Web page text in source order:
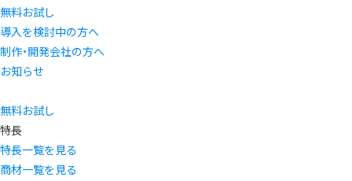
無料お試し
導入を検討中の方へ
制作・開発会社の方へ
お知らせ
無料お試し
特長
特長一覧を見る
商材一覧を見る